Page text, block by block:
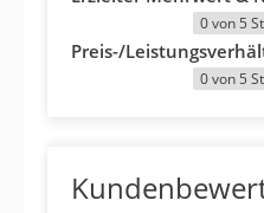
0 von 5
Preis-/
0 von 5